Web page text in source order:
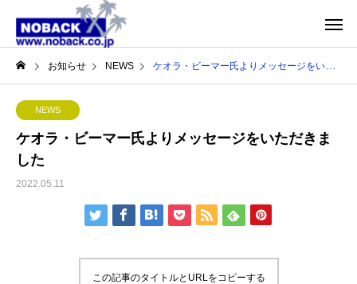
お知らせ NEWS ケオラ・ビーマー氏よりメッセージをいただきました
NEWS
ケオラ・ビーマー氏よりメッセージをいただきま
した
2022.05.11
この記事のタイトルとURLをコピーする